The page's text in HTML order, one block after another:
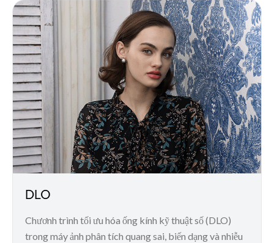
DLO
Chươnh trình tối ưu hóa ống kính kỹ thuật số (DLO)
trong máy ảnh phân tích quang sai, biến dạng và nhiễu